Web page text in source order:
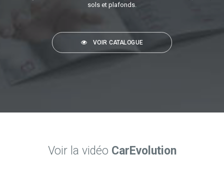
sols et plafonds.
VOIR CATALOGUE
Voir la vidéo CarEvolution